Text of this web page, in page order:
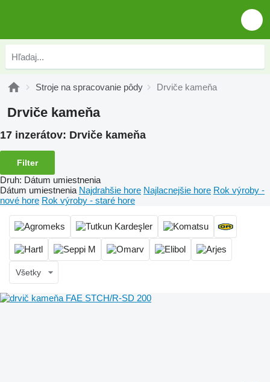
Stroje na spracovanie pôdy Drviče kameňa
Drviče kameňa
17 inzerátov: Drviče kameňa
Filter
Druh: Dátum umiestnenia
Dátum umiestnenia Najdrahšie hore Najlacnejšie hore Rok výroby -
nové hore Rok výroby - staré hore
Všetky